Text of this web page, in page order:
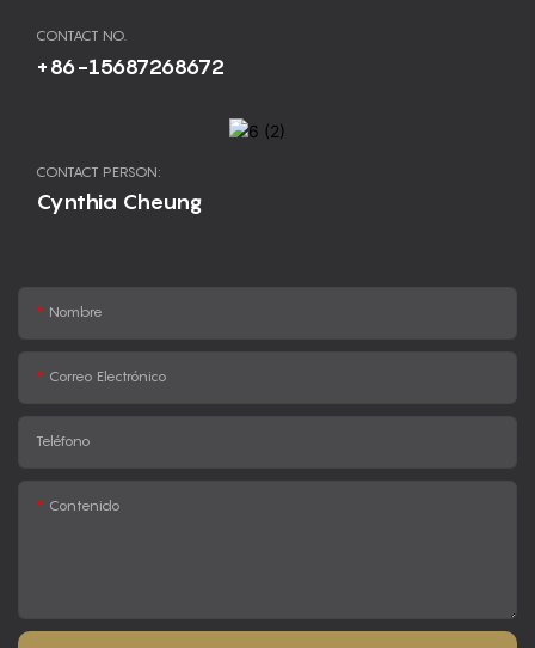
CONTACT NO.
+86-15687268672
CONTACT PERSON:
Cynthia Cheung
Nombre
Correo Electrónico
Teléfono
Contenido